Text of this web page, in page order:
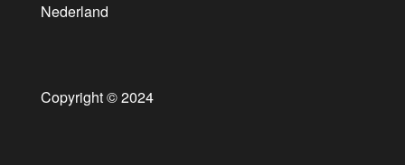
Nederland
Copyright © 2024